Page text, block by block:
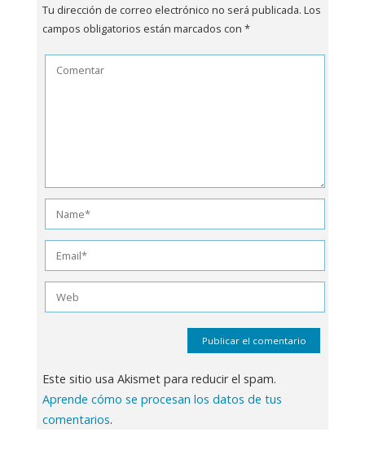
Tu dirección de correo electrónico no será publicada. Los
campos obligatorios están marcados con *
Este sitio usa Akismet para reducir el spam.
Aprende cómo se procesan los datos de tus
comentarios.